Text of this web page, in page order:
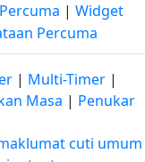
| Widget
Percuma
| Multi-Timer |
Masa | Penukar
cuti umum